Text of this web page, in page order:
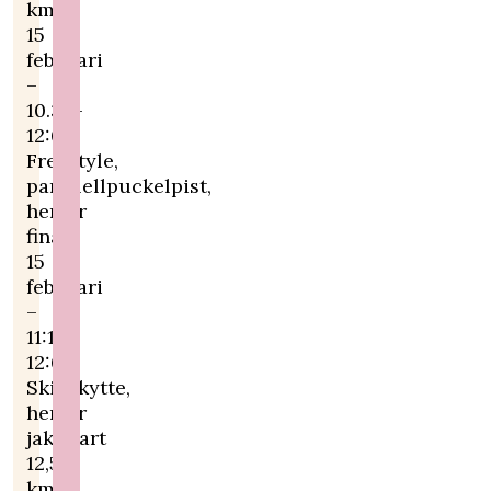
km
15
februari
–
10.30-
12:05
Freestyle,
parallellpuckelpist,
herrar
final
15
februari
–
11:15-
12:00
Skidskytte,
herrar
jaktstart
12,5